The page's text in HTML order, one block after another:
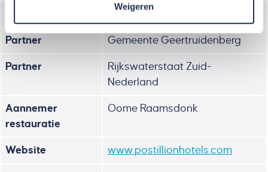
Weigeren
Linthorst
Partner Gemeente Geertruidenberg
Partner
Rijkswaterstaat Zuid-
Nederland
Aannemer
restauratie
Oome Raamsdonk
Website www.postillionhotels.com